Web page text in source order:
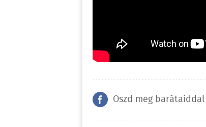
Oszd meg barátaiddal